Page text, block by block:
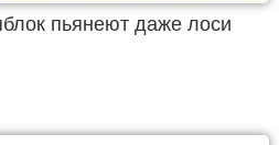
пьянеют даже лоси